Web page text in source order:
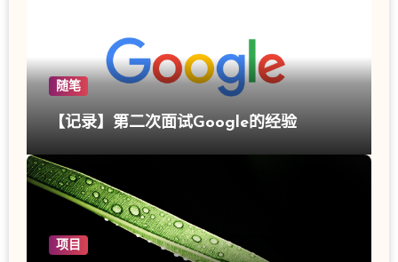
随笔
【记录】第二次面试Google的经验
项目